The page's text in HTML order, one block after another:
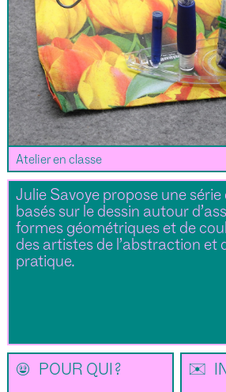
Atelier en classe
Julie Savoye propose une série
basés sur le dessin autour
formes géométriques et de
des artistes de l’abstraction et
pratique.
🌝 POUR QUI ? ✉